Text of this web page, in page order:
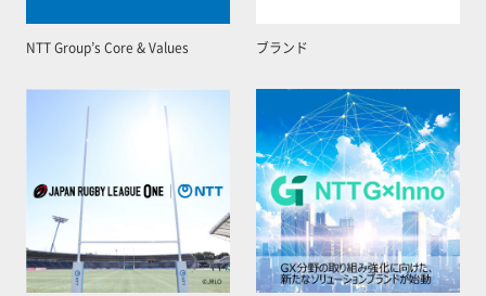
NTT Group’s Core & Values ブランド